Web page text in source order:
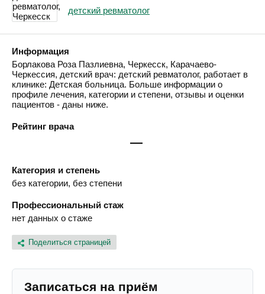
детский ревматолог
Информация
Борлакова Роза Пазлиевна, Черкесск, Карачаево-
Черкессия, детский врач: детский ревматолог, работает в
клинике: Детская больница. Больше информации о
профиле лечения, категории и степени, отзывы и оценки
пациентов - даны ниже.
Рейтинг врача
—
Категория и степень
без категории, без степени
Профессиональный стаж
нет данных о стаже
Поделиться страницей
Записаться на приём